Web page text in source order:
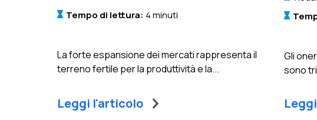
Tempo di lettura: 4 minuti
La forte espansione dei mercati rappresenta il
terreno fertile per la produttività e la...
Leggi l'articolo
Gli
sono